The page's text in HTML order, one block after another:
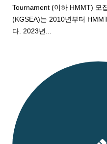
Tournament (이하 HMMT) 모
(KGSEA)는 2010년부터
다. 2023년...